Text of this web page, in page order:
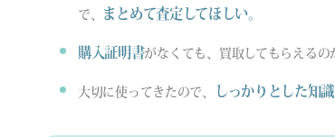
で、 まとめて査定してほしい。
購入証明書がなくても、買取してもらえるの
大切に使ってきたので、 しっかりとした知